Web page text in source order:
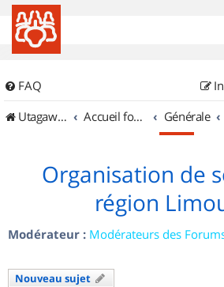
FAQ
UtagawaVTT (Randos VTT et VTTAE avec traces GPS)
Accueil forum Générale
Organisation de
région
Modérateur : Modérateurs des
Nouveau sujet